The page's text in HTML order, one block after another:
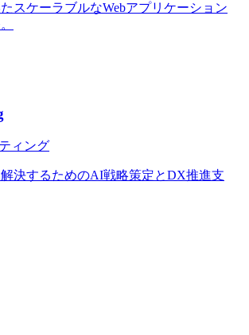
スケーラブルなWebアプリケーション
ィング
決するためのAI戦略策定とDX推進支